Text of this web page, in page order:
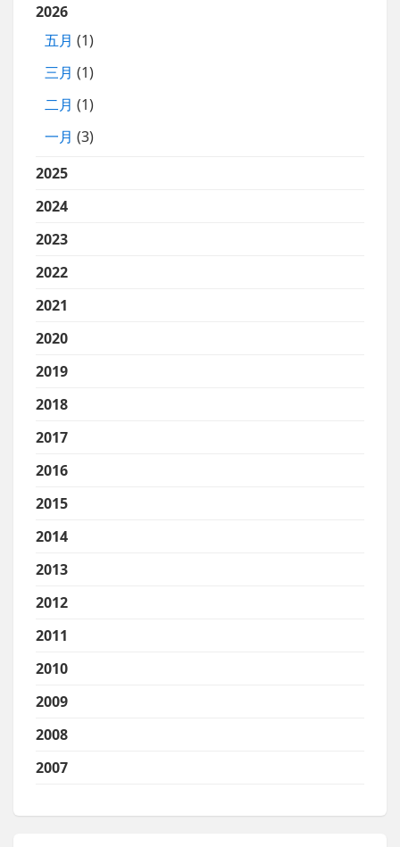
2026
五月 (1)
三月 (1)
二月 (1)
一月 (3)
2025
2024
2023
2022
2021
2020
2019
2018
2017
2016
2015
2014
2013
2012
2011
2010
2009
2008
2007